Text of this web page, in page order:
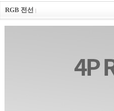
RGB 전선 |